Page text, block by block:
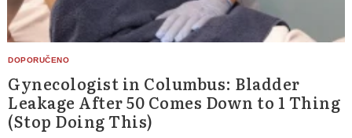
Gynecologist in Columbus: Bladder
Leakage After 50 Comes Down to 1 Thing
(Stop Doing This)